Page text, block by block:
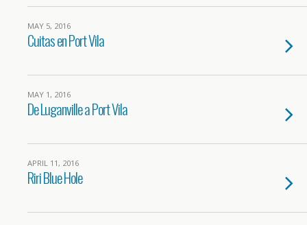
MAY 5, 2016
Cuitas en Port Vila
MAY 1, 2016
De Luganville a Port Vila
APRIL 11, 2016
Riri Blue Hole